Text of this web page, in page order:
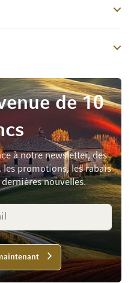
de 10
à notre newsletter, des
promotions, les rabais
nouvelles.